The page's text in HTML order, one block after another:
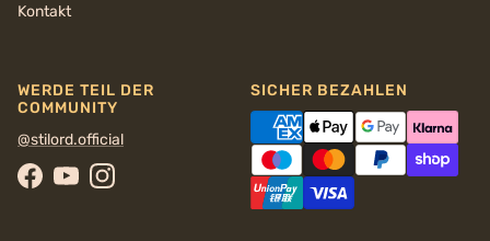
Kontakt
WERDE TEIL DER
COMMUNITY
@stilord.official
Facebook
YouTubeInstagram
SICHER BEZAHLEN